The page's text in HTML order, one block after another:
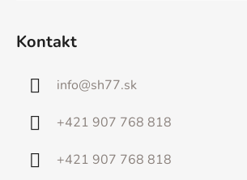
Kontakt
info@sh77.sk
+421 907 768 818
+421 907 768 818